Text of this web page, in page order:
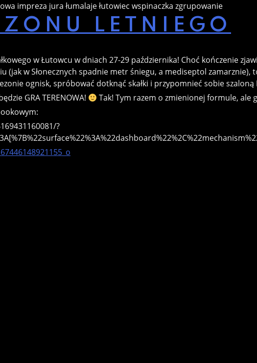
impreza jura łumalajełutowiec wspinaczka zgrupowanie
LETNIEGO
w Łutowcu w dniach 27-29 października! Choć kończenie
(jak w Słonecznych spadnie metr śniegu, a mediseptol
ognisk, spróbować dotknąć skałki i przypomnieć sobie szaloną
GRA TERENOWA!
Tak! Tym razem o zmienionej formule, ale
?